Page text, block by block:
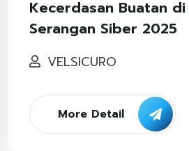
Kecerdasan Buatan
Serangan Siber 2025
VELSICURO
More Detail